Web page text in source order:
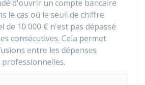
d'ouvrir un compte bancaire
le cas où le seuil de chiffre
de 10 000 € n'est pas dépassé
consécutives. Cela permet
entre les dépenses